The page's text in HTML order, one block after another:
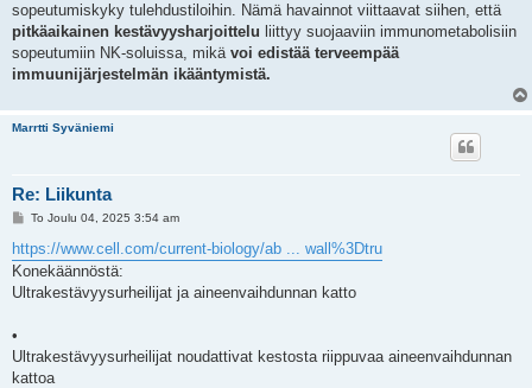
sopeutumiskyky tulehdustiloihin. Nämä havainnot viittaavat siihen, että
pitkäaikainen kestävyysharjoittelu liittyy suojaaviin immunometabolisiin
sopeutumiin NK-soluissa, mikä voi edistää terveempää
immuunijärjestelmän ikääntymistä.
Marrtti Syväniemi
Re: Liikunta
V
e
s
t
i
To Joulu 04, 2025 3:54 am
https://www.cell.com/current-biology/ab ... wall%3Dtru
Konekäännöstä:
Ultrakestävyysurheilijat ja aineenvaihdunnan katto
•
Ultrakestävyysurheilijat noudattivat kestosta riippuvaa aineenvaihdunnan
kattoa